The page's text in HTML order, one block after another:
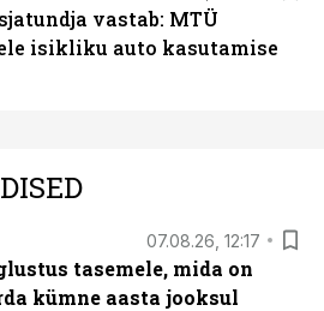
vastab: MTÜ
isikliku auto kasutamise
07.08.26, 12:17
tasemele, mida on
kümne aasta jooksul